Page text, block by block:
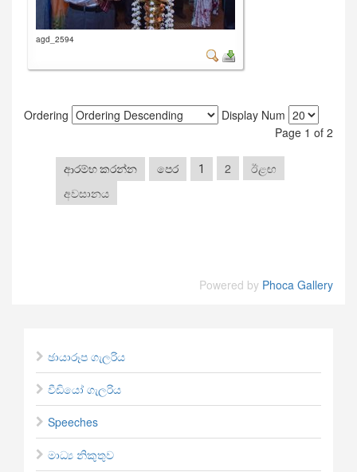
agd_2594
Ordering
Display Num
Page 1 of 2
ආරම්භ කරන්න පෙර 1 2
ඊළඟ
අවසානය
Powered by Phoca Gallery
ඡායාරූප ගැලරිය
වීඩියෝ ගැලරිය
Speeches
මාධ්‍ය නිකුතුව